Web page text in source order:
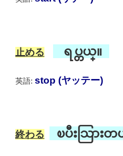
止める ရပ္တယ္။
英語: stop (ヤッテー)
終わる ၿပီးသြားတ